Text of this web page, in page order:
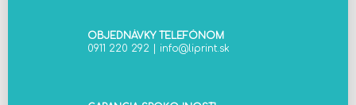
k
y
OBJEDNÁVKY TELEFÓNOM
0911 220 292 | info@liprint.sk